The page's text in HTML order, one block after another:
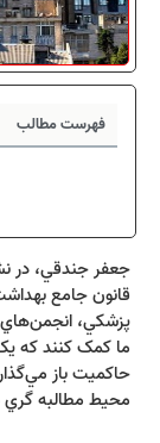
فهرست مطالب
جعفر جندقي،
قانون جامع
پزشکي،
ما کمک کنند که
حاکميت باز
محيط مطالبه گري